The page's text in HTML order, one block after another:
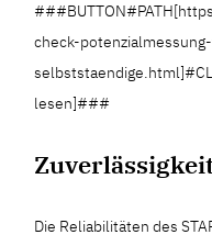
check-
lesen]###
Die Reliabilitäten des